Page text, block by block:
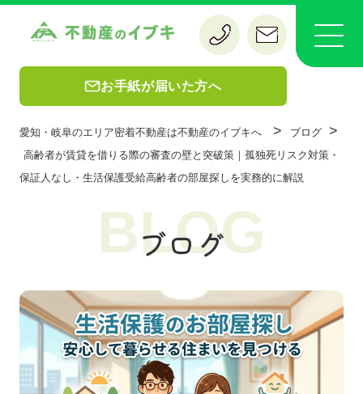
お手紙が届いた方へ
愛知・岐阜のエリア密着不動産は不動産のイブキへ > ブログ >
高齢者が賃貸を借りる際の審査の壁と突破策｜孤独死リスク対策・
保証人なし・生活保護受給高齢者の部屋探しを実務的に解説
ブログ
BLOG